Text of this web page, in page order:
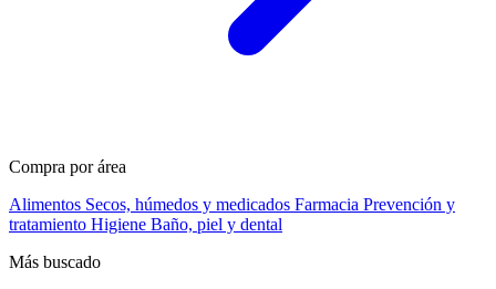
Compra por área
Alimentos Secos, húmedos y medicados Farmacia Prevención y
tratamiento Higiene Baño, piel y dental
Más buscado